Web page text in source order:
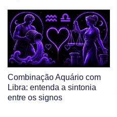
Combinação Aquário com
Libra: entenda a sintonia
entre os signos